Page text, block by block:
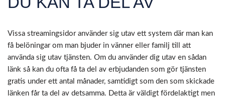
Vissa streamingsidor använder sig utav ett system där man kan
få belöningar om man bjuder in vänner eller familj till att
använda sig utav tjänsten. Om du använder dig utav en sådan
länk så kan du ofta få ta del av erbjudanden som gör tjänsten
gratis under ett antal månader, samtidigt som den som skickade
länken får ta del av detsamma. Detta är väldigt fördelaktigt men